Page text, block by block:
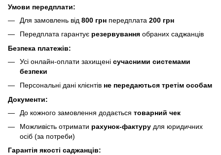
Умови передплати:
Для замовлень від 800 грн передплата 200 грн
Передплата гарантує резервування обраних саджанців
Безпека платежів:
Усі онлайн-оплати захищені сучасними системами
безпеки
Персональні дані клієнтів не передаються третім особам
Документи:
До кожного замовлення додається товарний чек
Можливість отримати рахунок-фактуру для юридичних
осіб (за потреби)
Гарантія якості саджанців: